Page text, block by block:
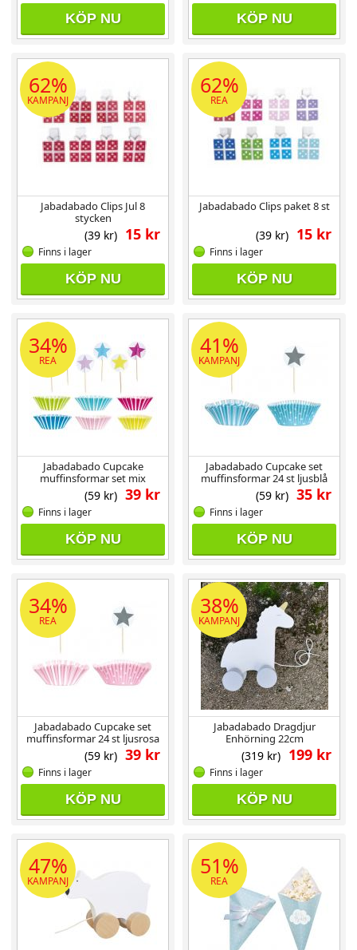
KÖP NU KÖP NU
62%
KAMPANJ
Jabadabado Clips Jul 8
stycken
15 kr
(39 kr)
Finns i lager
KÖP NU
62%
REA
Jabadabado Clips paket 8 st
15 kr
(39 kr)
Finns i lager
KÖP NU
34%
REA
Jabadabado Cupcake
muffinsformar set mix
39 kr
(59 kr)
Finns i lager
KÖP NU
41%
KAMPANJ
Jabadabado Cupcake set
muffinsformar 24 st ljusblå
35 kr
(59 kr)
Finns i lager
KÖP NU
34%
REA
Jabadabado Cupcake set
muffinsformar 24 st ljusrosa
39 kr
(59 kr)
Finns i lager
KÖP NU
38%
KAMPANJ
Jabadabado Dragdjur
Enhörning 22cm
199 kr
(319 kr)
Finns i lager
KÖP NU
47%
KAMPANJ
51%
REA